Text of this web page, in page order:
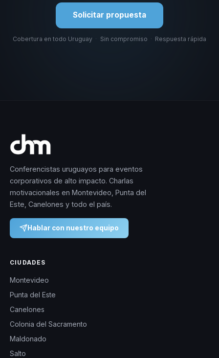
Solicitar propuesta
Cobertura en todo Uruguay · Sin compromiso · Respuesta rápida
Conferencistas uruguayos para eventos
corporativos de alto impacto. Charlas
motivacionales en Montevideo, Punta del
Este, Canelones y todo el país.
Hablar con nuestro equipo
CIUDADES
Montevideo
Punta del Este
Canelones
Colonia del Sacramento
Maldonado
Salto